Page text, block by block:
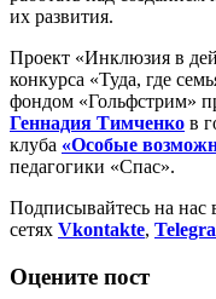
их развития.
Проект «Инклюзия в
конкурса «Туда, где
фондом «Гольфстрим»
Геннадия Тимченко в
клуба «Особые
педагогики «Спас».
Подписывайтесь на нас
сетях Vkontakte,
Оцените пост